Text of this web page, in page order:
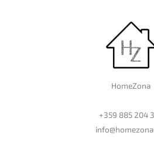
HomeZona
+359 885 204